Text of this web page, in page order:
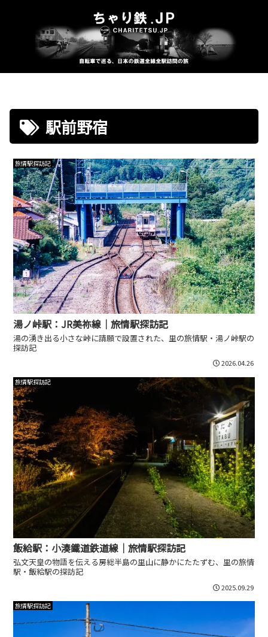
駅前野宿
旅情駅探訪記
湯ノ峠駅：JR美祢線｜旅情駅探訪記
湯の湧き出る小さな峠に請願で設置された、里の旅情駅・湯ノ峠駅の
探訪記
2026.04.26
旅情駅探訪記
飯給駅：小湊鐵道鉄道線｜旅情駅探訪記
弘文天皇の物語を伝える房総半島の里山に静かにたたずむ、里の旅情
駅・飯給駅の探訪記
2025.09.29
旅情駅探訪記